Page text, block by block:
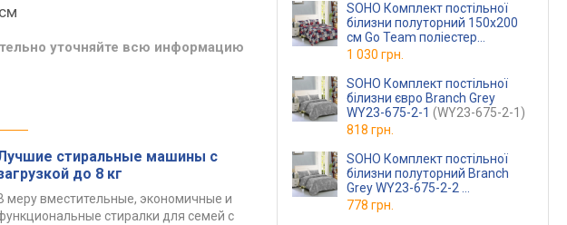
уточняйте всю информацию
стиральные машины с
до 8 кг
меру вместительные, экономичные и
стиралки для семей с
SOHO Комплект постільної
білизни полуторний 150x200
см Go Team поліестер
(Y1823-7-2)
1 030 грн.
SOHO Комплект постільної
білизни євро Branch Grey
WY23-675-2-1 (WY23-675-2-1)
818 грн.
SOHO Комплект постільної
білизни полуторний Branch
Grey WY23-675-2-2
(WY23-675-2-2)
778 грн.